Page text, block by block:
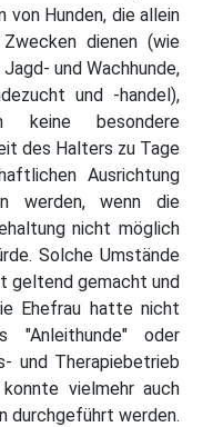
von Hunden, die allein
dienen (wie
und Wachhunde,
und -handel),
besondere
des Halters zu Tage
Ausrichtung
werden, wenn die
nicht möglich
Solche Umstände
geltend gemacht und
Ehefrau hatte nicht
"Anleithunde" oder
und Therapiebetrieb
vielmehr auch
durchgeführt werden.